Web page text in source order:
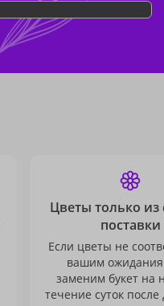
Цветы только из
поставки
Если цветы не
вашим
заменим букет на
течение суток после